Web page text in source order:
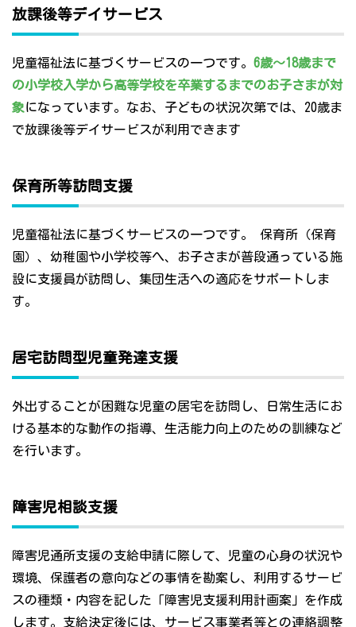
放課後等デイサービス
児童福祉法に基づくサービスの一つです。 6歳～18歳まで
の小学校入学から高等学校を卒業するまでのお子さまが対
象になっています。なお、子どもの状況次第では、20歳ま
で放課後等デイサービスが利用できます
保育所等訪問支援
児童福祉法に基づくサービスの一つです。 保育所（保育
園）、幼稚園や小学校等へ、お子さまが普段通っている施
設に支援員が訪問し、集団生活への適応をサポートしま
す。
居宅訪問型児童発達支援
外出することが困難な児童の居宅を訪問し、日常生活にお
ける基本的な動作の指導、生活能力向上のための訓練など
を行います。
障害児相談支援
障害児通所支援の支給申請に際して、児童の心身の状況や
環境、保護者の意向などの事情を勘案し、利用するサービ
スの種類・内容を記した「障害児支援利用計画案」を作成
します。支給決定後には、サービス事業者等との連絡調整